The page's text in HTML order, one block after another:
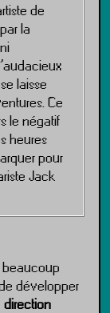
de
la
laisse
Ce
le négatif
heures
pour
Jack
beaucoup
développer
direction